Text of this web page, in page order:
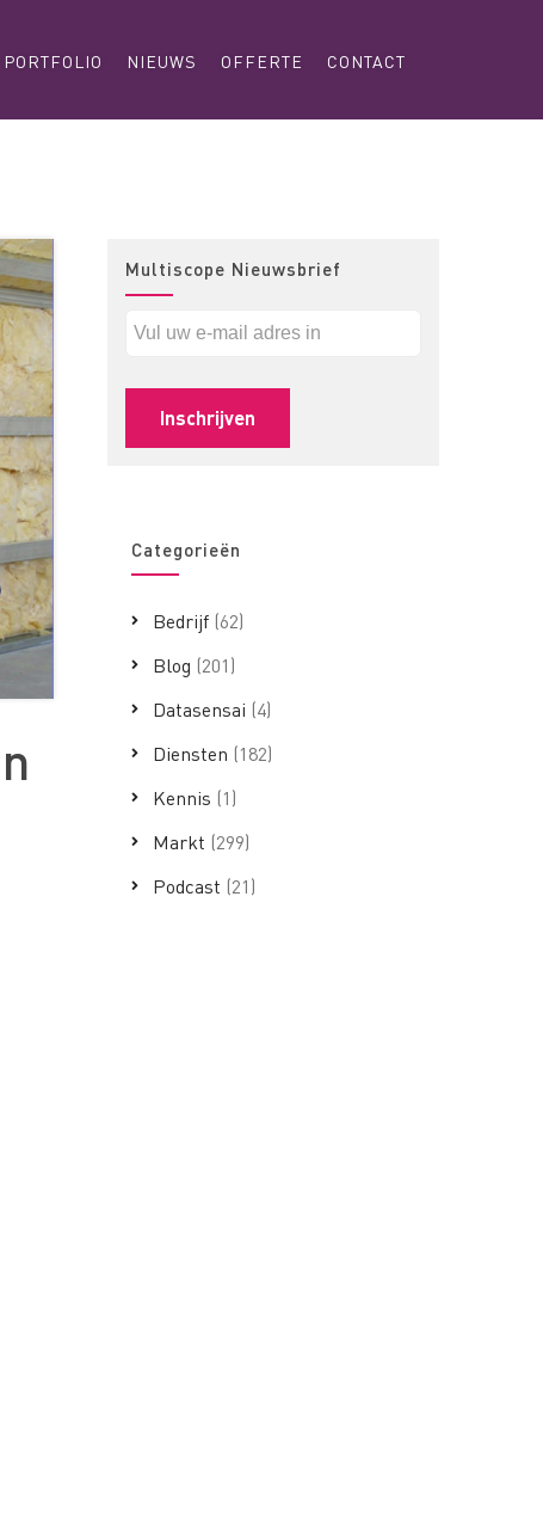
PORTFOLIO NIEUWS OFFERTE CONTACT
Multiscope Nieuwsbrief
Categorieën
Bedrijf (62)
Blog (201)
Datasensai (4)
Diensten (182)
Kennis (1)
Markt (299)
Podcast (21)